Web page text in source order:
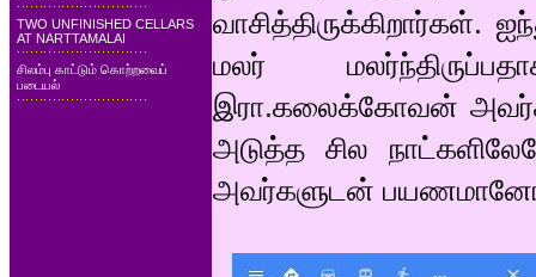
TWO UNFINISHED CELLARS
AT NARTTAMALAI
சிலம்பு காட்டும் கொற்றவைப்
படையல்
வாசித்திருக்கிறார்கள்.
மலர்
இரா.கலைக்கோவன்
அடுத்த சில
அவர்களுடன்